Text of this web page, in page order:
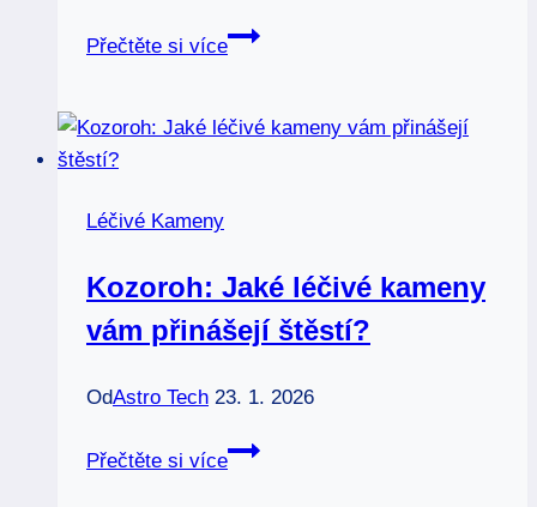
Přečtěte si více
Barevné
mají
Léčivé Kameny
Kozoroh: Jaké léčivé kameny
vám přinášejí štěstí?
OdAstro Tech 23. 1. 2026
Přečtěte si více
Kozoroh: